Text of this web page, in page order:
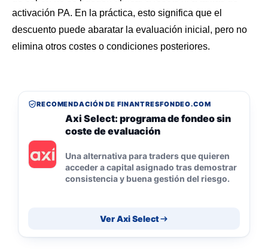
activación PA. En la práctica, esto significa que el
descuento puede abaratar la evaluación inicial, pero no
elimina otros costes o condiciones posteriores.
RECOMENDACIÓN DE FINANTRESFONDEO.COM
Axi Select: programa de fondeo sin
coste de evaluación
Una alternativa para traders que quieren
acceder a capital asignado tras demostrar
consistencia y buena gestión del riesgo.
Ver Axi Select